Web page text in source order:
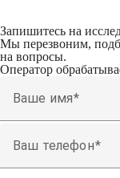
Запишитесь на
Мы перезвоним,
на вопросы.
Оператор
Ваше имя
Ваш телефон